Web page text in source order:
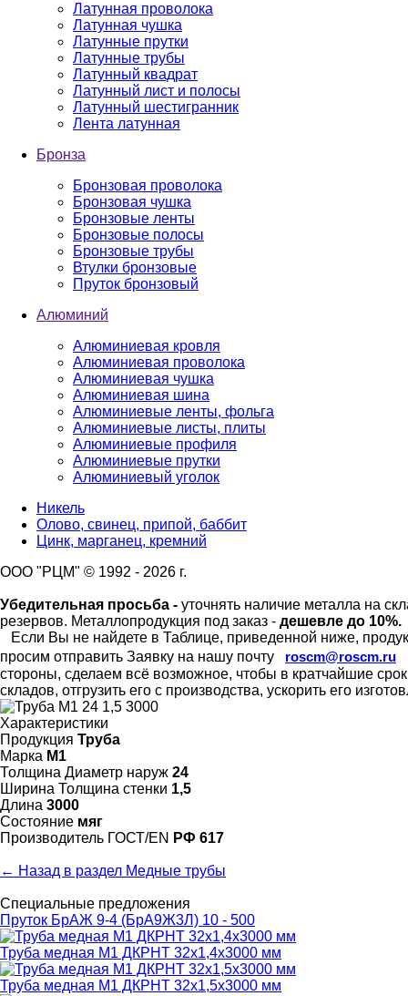
Латунная проволока
Латунная чушка
Латунные прутки
Латунные трубы
Латунный квадрат
Латунный лист и полосы
Латунный шестигранник
Лента латунная
Бронза
Бронзовая проволока
Бронзовая чушка
Бронзовые ленты
Бронзовые полосы
Бронзовые трубы
Втулки бронзовые
Пруток бронзовый
Алюминий
Алюминиевая кровля
Алюминиевая проволока
Алюминиевая чушка
Алюминиевая шина
Алюминиевые ленты, фольга
Алюминиевые листы, плиты
Алюминиевые профиля
Алюминиевые прутки
Алюминиевый уголок
Никель
Олово, свинец, припой, баббит
Цинк, марганец, кремний
ООО "РЦМ" © 1992 - 2026 г.
Убедительная просьба - уточнять наличие металла на
резервов. Металлопродукция под заказ - дешевле до 10%.
Если Вы не найдете в Таблице, приведенной ниже,
просим отправить Заявку на нашу почту
roscm@roscm.ru
стороны, сделаем всё возможное, чтобы в кратчайшие
складов, отгрузить его с производства, ускорить его
Характеристики
Продукция Труба
Марка М1
Толщина Диаметр наруж 24
Ширина Толщина стенки 1,5
Длина 3000
Состояние мяг
Произво­дитель ГОСТ/EN РФ 617
← Назад в раздел Медные трубы
Специальные предложения
Пруток БрАЖ 9-4 (БрА9Ж3Л) 10 - 500
Труба медная М1 ДКРНТ 32х1,4х3000 мм
Труба медная М1 ДКРНТ 32х1,5х3000 мм